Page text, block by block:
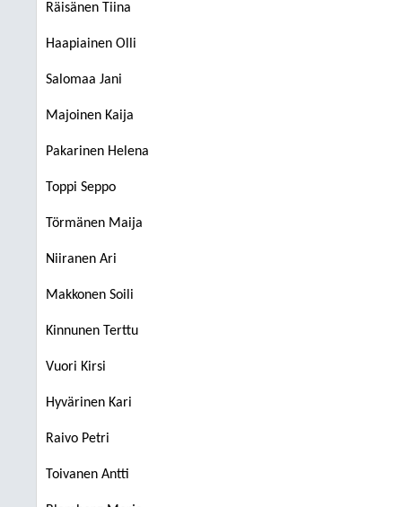
Räisänen Tiina
Haapiainen Olli
Salomaa Jani
Majoinen Kaija
Pakarinen Helena
Toppi Seppo
Törmänen Maija
Niiranen Ari
Makkonen Soili
Kinnunen Terttu
Vuori Kirsi
Hyvärinen Kari
Raivo Petri
Toivanen Antti